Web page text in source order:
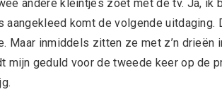
andere kleintjes zoet met de tv. Ja, ik
komt de volgende uitdaging.
Maar inmiddels zitten ze met z’n drieën
mijn geduld voor de tweede keer op de